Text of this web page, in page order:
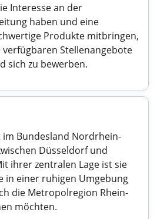
Interesse an der
haben und eine
Produkte mitbringen,
verfügbaren Stellenangebote
sich zu bewerben.
im Bundesland Nordrhein-
Düsseldorf und
ihrer zentralen Lage ist sie
in einer ruhigen Umgebung
die Metropolregion Rhein-
möchten.